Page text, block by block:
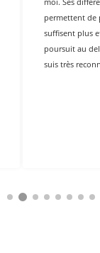
permettent de
suffisent plus
poursuit au
suis très